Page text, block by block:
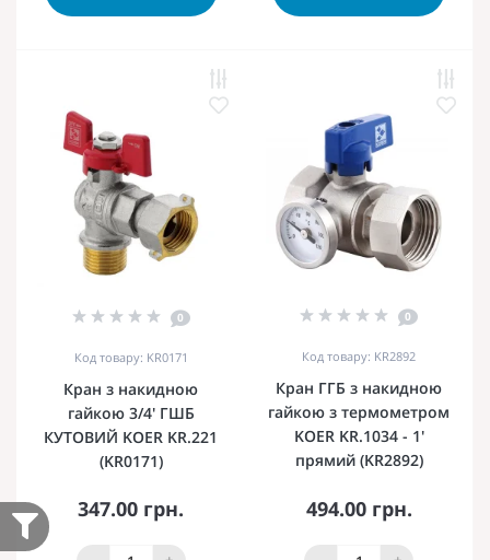
0
Код товару: KR0171
Кран з накидною
гайкою 3/4' ГШБ
КУТОВИЙ KOER KR.221
(KR0171)
347.00 грн.
0
Код товару: KR2892
Кран ГГБ з накидною
гайкою з термометром
KOER KR.1034 - 1'
прямий (KR2892)
494.00 грн.